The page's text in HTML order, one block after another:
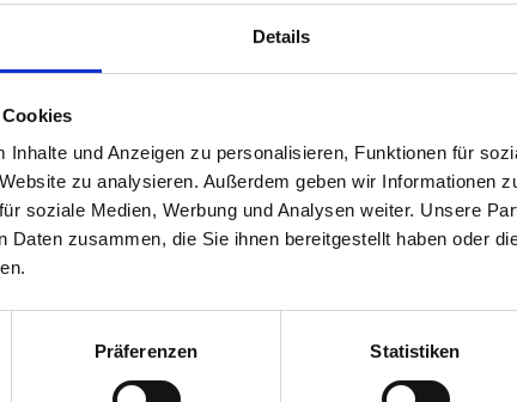
Details
Inhalte und Anzeigen zu personalisieren, Funktionen für
zu analysieren. Außerdem geben wir Informationen
soziale Medien, Werbung und Analysen weiter. Unsere
Daten zusammen, die Sie ihnen bereitgestellt haben oder
Präferenzen Statistiken
Noch Fragen?
Akad.Vkfm. Peter Artmann
Aon Austria GmbH
Nordbergstraße 5/4/74a | 1090 Wien
Zugang - Julius-Tandler-Platz 3 | 1090
E: peter.artmann@aon-austria.at